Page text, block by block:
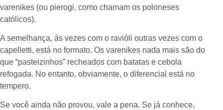
varenikes (ou pierogi, como chamam os poloneses
católicos).
A semelhança, às vezes com o ravióli outras vezes com o
capelletti, está no formato. Os varenikes nada mais são do
que “pasteizinhos” recheados com batatas e cebola
refogada. No entanto, obviamente, o diferencial está no
tempero.
Se você ainda não provou, vale a pena. Se já conhece,